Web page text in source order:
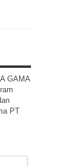
GAMA
PT